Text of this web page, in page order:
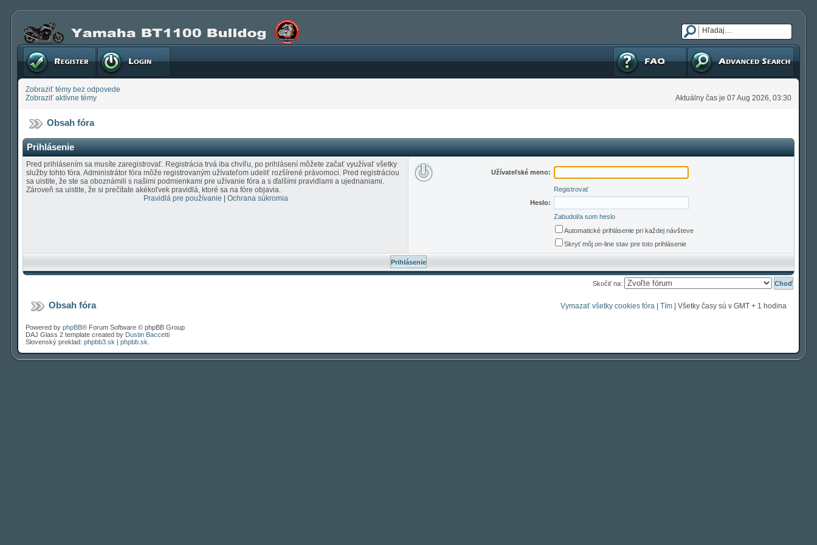
Registrovať Prihlásenie Pokročilé hľadanie
FAQ
Zobraziť témy bez odpovede
Zobraziť aktívne témy
Aktuálny čas je 07 Aug 2026, 03:30
Obsah fóra
Prihlásenie
Pred prihlásením sa musíte zaregistrovať. Registrácia trvá iba chvíľu, po prihlásení môžete začať využívať všetky
služby tohto fóra. Administrátor fóra môže registrovaným užívateľom udeliť rozšírené právomoci. Pred registráciou
sa uistite, že ste sa oboznámili s našimi podmienkami pre užívanie fóra a s ďalšími pravidlami a ujednaniami.
Zároveň sa uistite, že si prečítate akékoľvek pravidlá, ktoré sa na fóre objavia.
Pravidlá pre používanie
Ochrana súkromia
Užívateľské meno:
Registrovať
Heslo:
Zabudol/a som heslo
Automatické prihlásenie pri každej návšteve
Skryť môj on-line stav pre toto prihlásenie
Skočiť na:
Obsah fóra Vymazať všetky cookies fóra Tím | Všetky časy sú v GMT + 1 hodina
Powered by phpBB® Forum Software © phpBB Group
DAJ Glass 2 template created by Dustin Baccetti
Slovenský preklad: phpbb3.sk | phpbb.sk